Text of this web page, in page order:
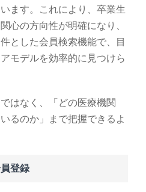
ます。これにより、卒業生
心の方向性が明確になり、
とした会員検索機能で、目
モデルを効率的に見つけら
はなく、「どの医療機関
るのか」まで把握できるよ
登録